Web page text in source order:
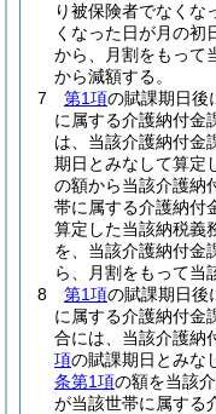
り被保険者でなくな
くなった日が月の初
から、月割をもって
から減額する。
7
第1項の賦課期日後
に属する介護納付金
は、当該介護納付金
期日とみなして算定
の額から当該介護納
帯に属する介護納付
算定した当該納税義
を、当該介護納付金
ら、月割をもって当
8
第1項の賦課期日後
に属する介護納付金
合には、当該介護納
項の賦課期日とみな
条第1項の額を当該
が当該世帯に属する